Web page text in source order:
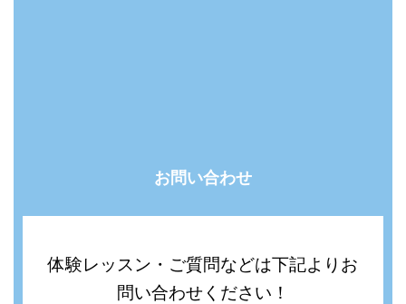
お問い合わせ
体験レッスン・ご質問などは下記よりお
問い合わせください！